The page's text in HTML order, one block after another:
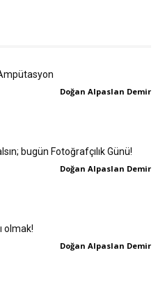
Doğan Alpaslan Demir
bugün Fotoğrafçılık Günü!
Doğan Alpaslan Demir
olmak!
Doğan Alpaslan Demir